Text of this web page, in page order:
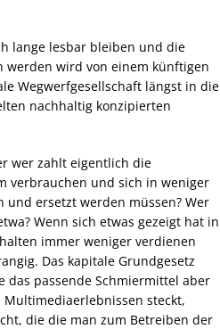
lange lesbar bleiben und die
werden wird von einem künftigen
Wegwerfgesellschaft längst in die
nachhaltig konzipierten
wer zahlt eigentlich die
verbrauchen und sich in weniger
und ersetzt werden müssen? Wer
Wenn sich etwas gezeigt hat in
immer weniger verdienen
Das kapitale Grundgesetz
passende Schmiermittel aber
steckt,
die die man zum Betreiben der